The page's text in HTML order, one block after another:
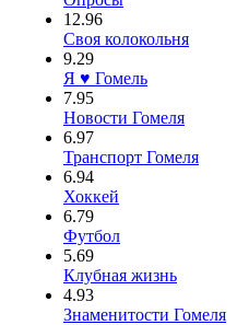
12.96
Своя колокольня
9.29
Я ♥ Гомель
7.95
Новости Гомеля
6.97
Транспорт Гомеля
6.94
Хоккей
6.79
Футбол
5.69
Клубная жизнь
4.93
Знаменитости Гомеля